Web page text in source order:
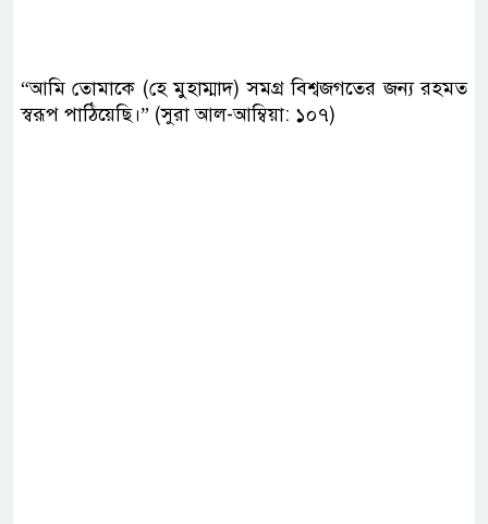
“আমি তোমাকে (হে মুহাম্মাদ) সমগ্র বিশ্বজগতের জন্য রহমত
স্বরূপ পাঠিয়েছি।” (সুরা আল-আম্বিয়া: ১০৭)